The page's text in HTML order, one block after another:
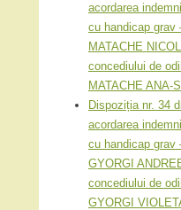
acordarea
cu handicap grav
MATACHE
concediului de
MATACHE ANA-
Dispoziția nr. 34
acordarea
cu handicap grav
GYORGI
concediului de
GYORGI